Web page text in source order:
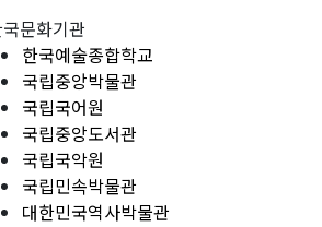
문화기관
한국예술종합학교
국립중앙박물관
국립국어원
국립중앙도서관
국립국악원
국립민속박물관
대한민국역사박물관